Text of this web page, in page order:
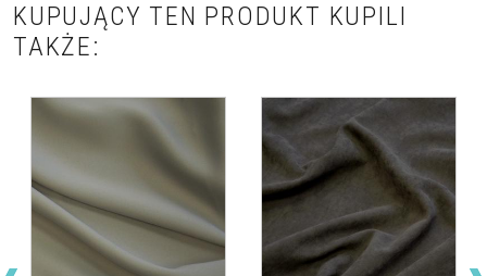
KUPUJĄCY TEN PRODUKT KUPILI
TAKŻE: